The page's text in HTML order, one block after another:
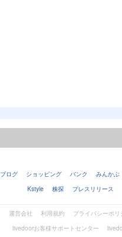
ブログ ショッピング バンク みんかぶ
Kstyle
株探 プレスリリース
運営会社 利用規約
プライバシーポリ
livedoorお客様サポートセンター